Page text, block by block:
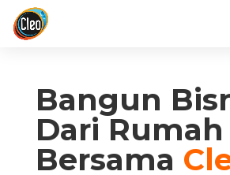
Bangun
Dari Rumah
Bersama